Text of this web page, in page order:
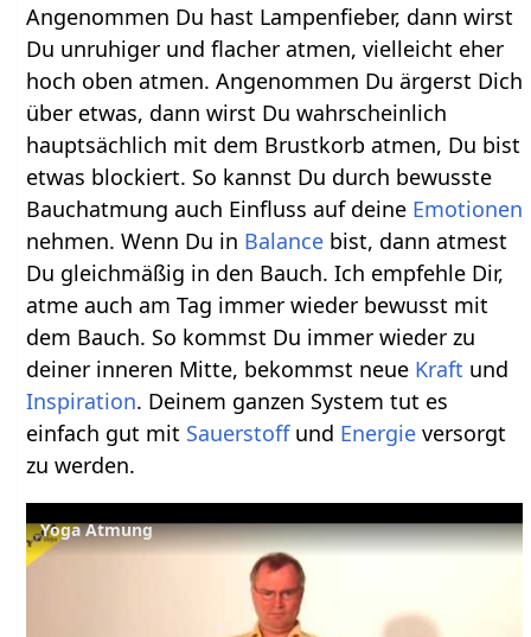
Angenommen Du hast Lampenfieber, dann wirst
Du unruhiger und flacher atmen, vielleicht eher
hoch oben atmen. Angenommen Du ärgerst Dich
über etwas, dann wirst Du wahrscheinlich
hauptsächlich mit dem Brustkorb atmen, Du bist
etwas blockiert. So kannst Du durch bewusste
Bauchatmung auch Einfluss auf deine Emotionen
nehmen. Wenn Du in Balance bist, dann atmest
Du gleichmäßig in den Bauch. Ich empfehle Dir,
atme auch am Tag immer wieder bewusst mit
dem Bauch. So kommst Du immer wieder zu
deiner inneren Mitte, bekommst neue Kraft und
Inspiration. Deinem ganzen System tut es
einfach gut mit Sauerstoffund Energie versorgt
zu werden.
Yoga Atmung